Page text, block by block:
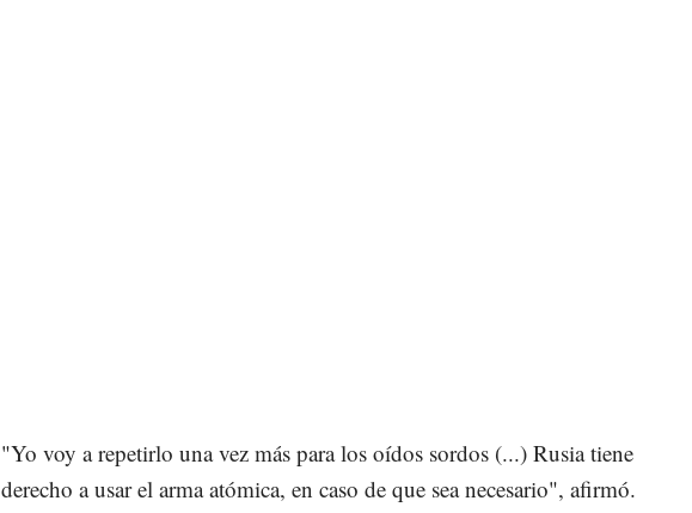
"Yo voy a repetirlo una vez más para los oídos sordos (...) Rusia tiene
derecho a usar el arma atómica, en caso de que sea necesario", afirmó.